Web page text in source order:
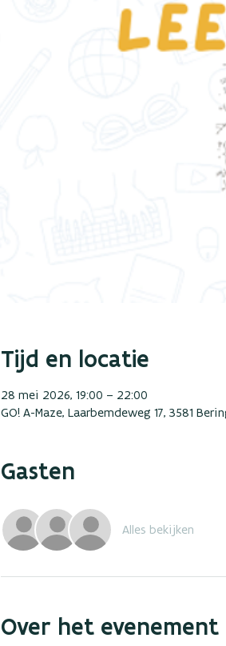
Tijd en locatie
28 mei 2026, 19:00 – 22:00
GO! A-Maze, Laarbemdeweg 17, 3581
Gasten
Alles bekijken
Over het evenement